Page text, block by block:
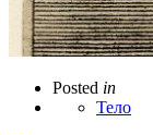
Posted in
Тело